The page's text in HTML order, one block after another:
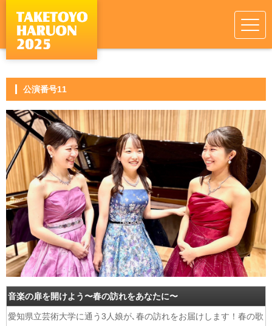
公演番号11
音楽の扉を開けよう〜春の訪れをあなたに〜
愛知県立芸術大学に通う3人娘が､春の訪れをお届けします！春の歌